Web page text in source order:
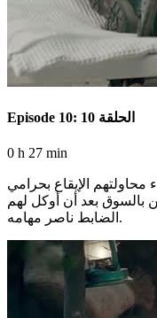
Episode 10: الحلقة 10
0 h 27 min
الإيقاع بحرامي
بعد أن أوكل لهم
الضابط ناصر مهامه.